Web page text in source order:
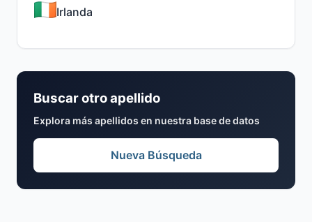
Irlanda
Buscar otro apellido
Explora más apellidos en nuestra base de datos
Nueva Búsqueda